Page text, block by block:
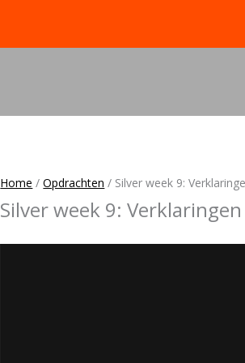
Home /Opdrachten / Silver week 9:
Silver week 9: Verklaringen